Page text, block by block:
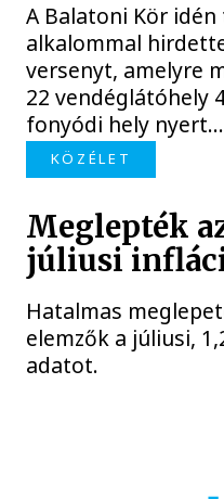
A Balatoni Kör
alkalommal
versenyt, amelyre
22 vendéglátóhely
fonyódi hely nyert...
KÖZÉLET
Meglepték
júliusi
Hatalmas
elemzők a júliusi,
adatot.